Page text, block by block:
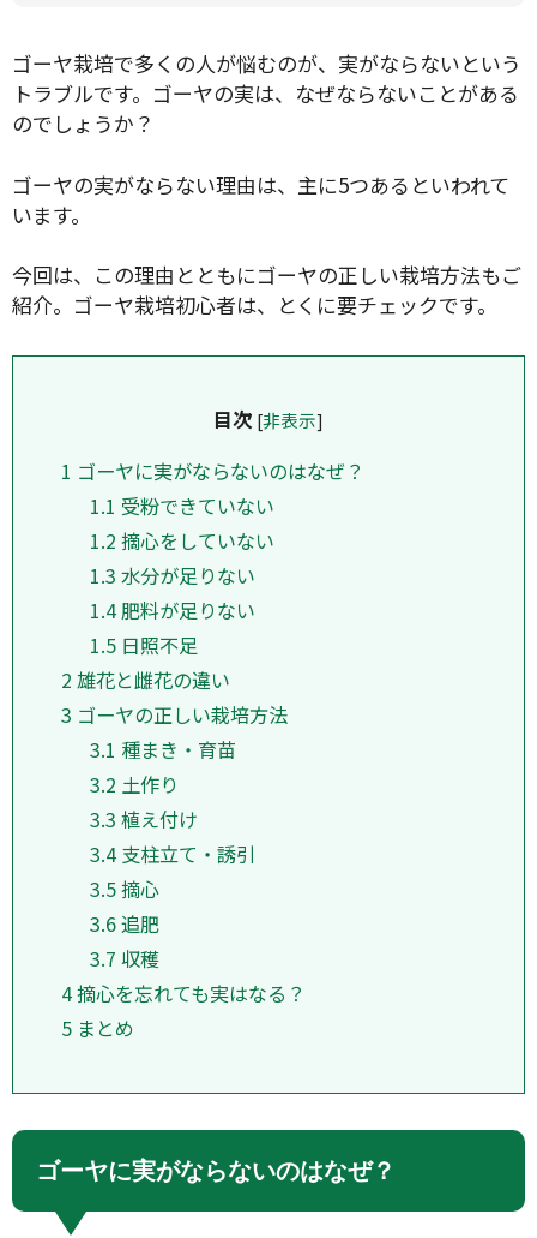
ゴーヤ栽培で多くの人が悩むのが、実がならないという
トラブルです。ゴーヤの実は、なぜならないことがある
のでしょうか？
ゴーヤの実がならない理由は、主に5つあるといわれて
います。
今回は、この理由とともにゴーヤの正しい栽培方法もご
紹介。ゴーヤ栽培初心者は、とくに要チェックです。
目次 [非表示]
1 ゴーヤに実がならないのはなぜ？
1.1 受粉できていない
1.2 摘心をしていない
1.3 水分が足りない
1.4 肥料が足りない
1.5 日照不足
2 雄花と雌花の違い
3 ゴーヤの正しい栽培方法
3.1 種まき・育苗
3.2 土作り
3.3 植え付け
3.4 支柱立て・誘引
3.5摘心
3.6追肥
3.7 収穫
4摘心を忘れても実はなる？
5 まとめ
ゴーヤに実がならないのはなぜ？